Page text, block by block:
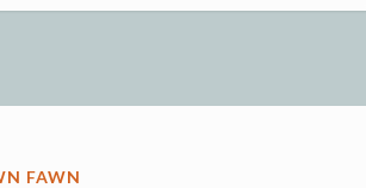
FAWN